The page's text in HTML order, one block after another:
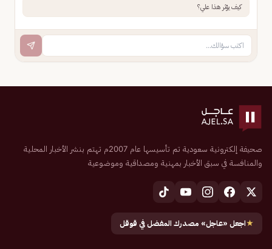
كيف يؤثر هذا علي؟
صحيفة إلكترونية سعودية تم تأسيسها عام 2007م تهتم بنشر الأخبار المحلية
والمنافسة في سبق الأخبار بمهنية ومصداقية وموضوعية
★اجعل «عاجل» مصدرك المفضل في قوقل